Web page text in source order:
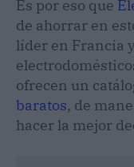
Es por eso que
de ahorrar en
líder en Francia
ofrecen un
baratos, de
hacer la mejor